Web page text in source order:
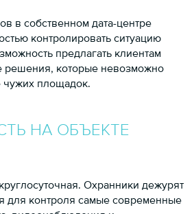
в собственном дата-центре
контролировать ситуацию
предлагать клиентам
решения, которые невозможно
чужих площадок.
НА ОБЪЕКТЕ
Охранники дежурят
для контроля самые современные